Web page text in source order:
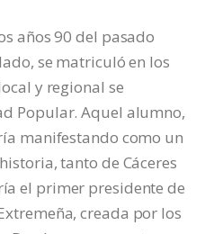
años 90 del pasado
se matriculó en los
y regional se
Popular. Aquel alumno,
manifestando como un
tanto de Cáceres
el primer presidente de
creada por los